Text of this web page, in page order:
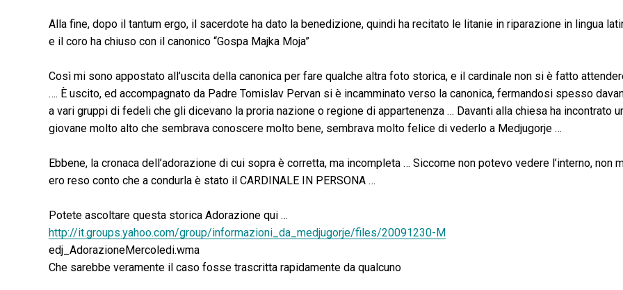
Alla fine, dopo il tantum ergo, il sacerdote ha dato la benedizione, quindi ha recitato le litanie in riparazione in lingua
e il coro ha chiuso con il canonico “Gospa Majka Moja”
Così mi sono appostato all’uscita della canonica per fare qualche altra foto storica, e il cardinale non si è fatto
…. È uscito, ed accompagnato da Padre Tomislav Pervan si è incamminato verso la canonica, fermandosi spesso
a vari gruppi di fedeli che gli dicevano la proria nazione o regione di appartenenza … Davanti alla chiesa ha incontrato
giovane molto alto che sembrava conoscere molto bene, sembrava molto felice di vederlo a Medjugorje …
Ebbene, la cronaca dell’adorazione di cui sopra è corretta, ma incompleta … Siccome non potevo vedere l’interno, non
ero reso conto che a condurla è stato il CARDINALE IN PERSONA …
Potete ascoltare questa storica Adorazione qui …
http://it.groups.yahoo.com/group/informazioni_da_medjugorje/files/20091230-M
edj_AdorazioneMercoledi.wma
Che sarebbe veramente il caso fosse trascritta rapidamente da qualcuno